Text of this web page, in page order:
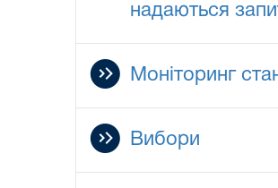
надаються
Моніторинг
Вибори